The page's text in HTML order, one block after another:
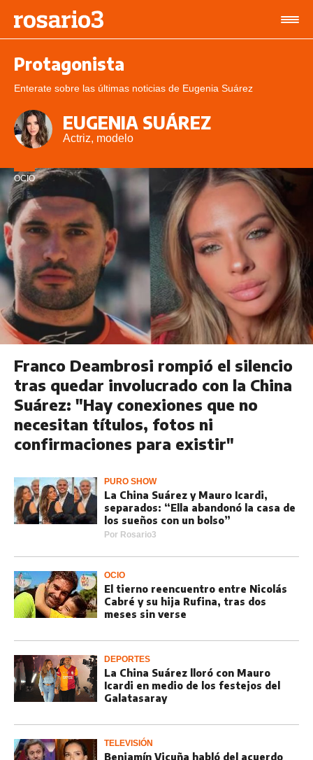
Protagonista
Enterate sobre las últimas noticias de Eugenia Suárez
EUGENIA SUÁREZ
Actriz, modelo
OCIO
Franco Deambrosi rompió el silencio
tras quedar involucrado con la China
Suárez: "Hay conexiones que no
necesitan títulos, fotos ni
confirmaciones para existir"
PURO SHOW
La China Suárez y Mauro Icardi,
separados: “Ella abandonó la casa de
los sueños con un bolso”
Por Rosario3
OCIO
El tierno reencuentro entre Nicolás
Cabré y su hija Rufina, tras dos
meses sin verse
DEPORTES
La China Suárez lloró con Mauro
Icardi en medio de los festejos del
Galatasaray
TELEVISIÓN
Benjamín Vicuña habló del acuerdo